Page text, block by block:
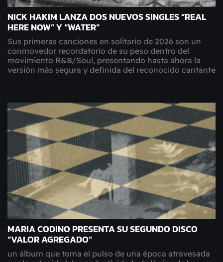
NICK HAKIM LANZA DOS NUEVOS SINGLES “REAL
HERE NOW” Y “WATER”
Sus primeras canciones en solitario de 2026 son un
conmovedor recordatorio de su peso dentro del
movimiento R&B/Soul, presentando hasta ahora la
versión más segura y definida del reconocido cantante
MARIA CODINO PRESENTA SU SEGUNDO DISCO
“VALOR AGREGADO”
un álbum que toma el pulso de una época atravesada